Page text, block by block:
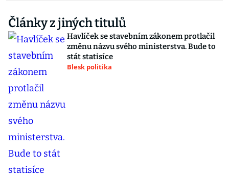
Články z jiných titulů
Havlíček se stavebním zákonem protlačil
změnu názvu svého ministerstva. Bude to
stát statisíce
Blesk politika